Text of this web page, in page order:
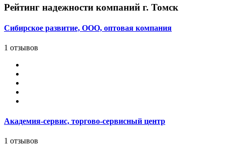
Рейтинг надежности компаний г. Томск
Сибирское развитие, ООО, оптовая компания
1 отзывов
Академия-сервис, торгово-сервисный центр
1 отзывов